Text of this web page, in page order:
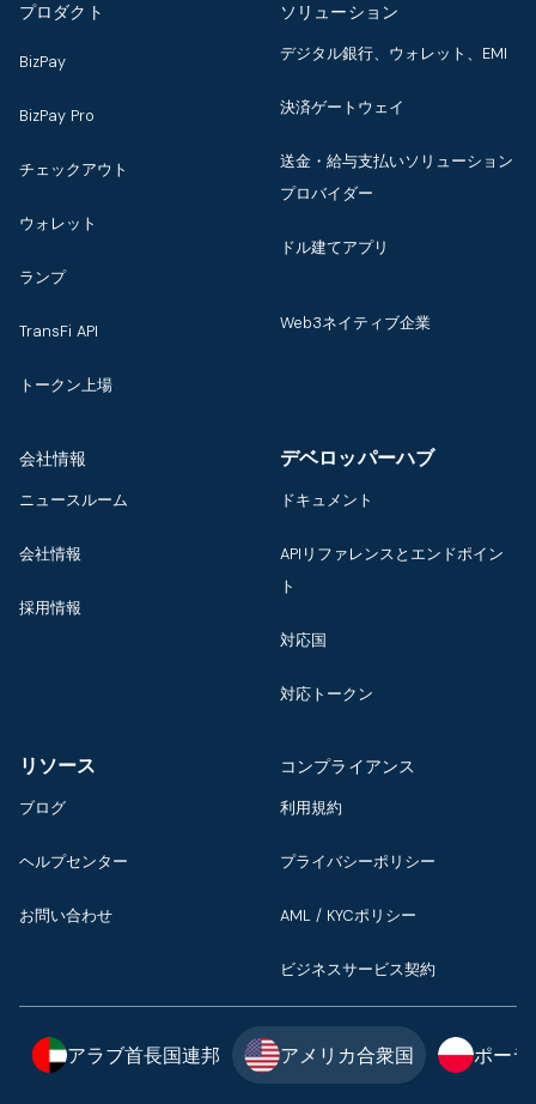
プロダクト
BizPay
BizPay Pro
チェックアウト
ウォレット
ランプ
TransFi API
トークン上場
ソリューション
デジタル銀行、ウォレット、EMI
決済ゲートウェイ
送金・給与支払いソリューション
プロバイダー
ドル建てアプリ
Web3ネイティブ企業
会社情報
ニュースルーム
会社情報
採用情報
デベロッパーハブ
ドキュメント
APIリファレンスとエンドポイン
ト
対応国
対応トークン
リソース
ブログ
ヘルプセンター
お問い合わせ
コンプライアンス
利用規約
プライバシーポリシー
AML / KYCポリシー
ビジネスサービス契約
アラブ首長国連邦 アメリカ合衆国 ポーラ